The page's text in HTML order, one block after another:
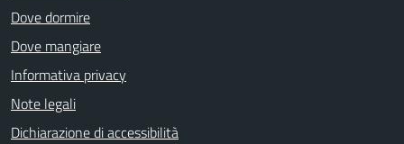
Dove dormire
Dove mangiare
Informativa privacy
Note legali
Dichiarazione di accessibilità